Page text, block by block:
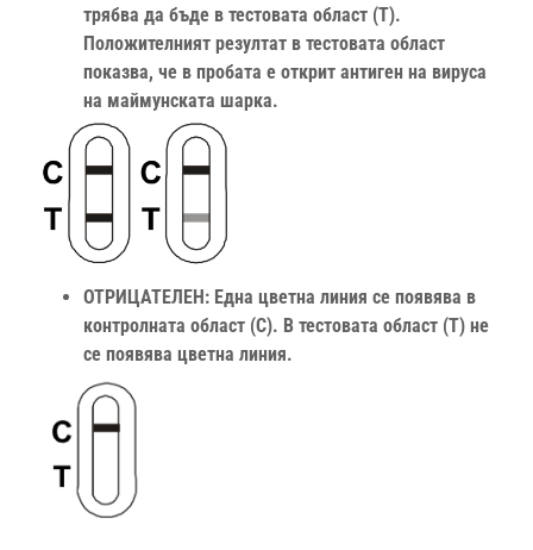
трябва да бъде в тестовата област (T).
Положителният резултат в тестовата област
показва, че в пробата е открит антиген на вируса
на маймунската шарка.
ОТРИЦАТЕЛЕН: Една цветна линия се появява в
контролната област (C). В тестовата област (T) не
се появява цветна линия.